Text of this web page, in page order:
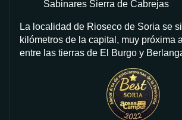
Sabinares Sierra de Cabrejas
La localidad de Rioseco de Soria se
kilómetros de la capital, muy próxima
entre las tierras de El Burgo y